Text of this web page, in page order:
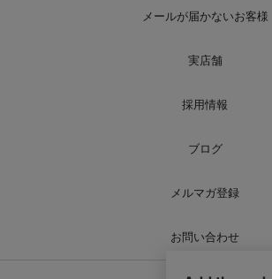
メールが届かないお客様
実店舗
採用情報
ブログ
メルマガ登録
お問い合わせ